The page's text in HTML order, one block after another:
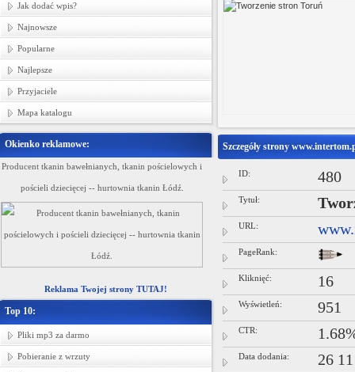
Jak dodać wpis?
Najnowsze
Popularne
Najlepsze
Przyjaciele
Mapa katalogu
Okienko reklamowe:
Producent tkanin bawełnianych, tkanin pościelowych i
pościeli dziecięcej -- hurtownia tkanin Łódź.
Reklama Twojej strony TUTAJ!
Top 10:
Pliki mp3 za darmo
Pobieranie z wrzuty
Szczegóły strony
ID: 480
Tytuł:
URL:
PageRank:
Kliknięć: 16
Wyświetleń: 951
CTR:
Data dodania: 26